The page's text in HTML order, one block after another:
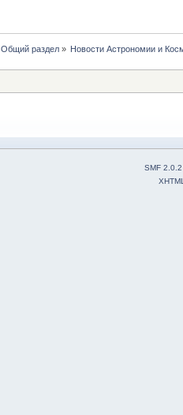
Общий раздел» Новости Астрономии и
SMF 2.0.2